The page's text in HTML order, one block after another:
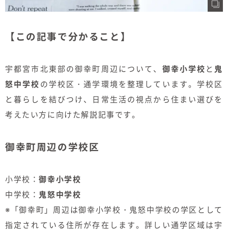
お問い合わ
0120-37-
1806
【この記事で分かること】
宇都宮市北東部の御幸町周辺について、 御幸小学校と 鬼
怒中学校の学校区・通学環境を整理しています。学校区
と暮らしを結びつけ、日常生活の視点から住まい選びを
考えたい方に向けた解説記事です。
御幸町周辺の学校区
小学校：御幸小学校
中学校： 鬼怒中学校
※「御幸町」周辺は御幸小学校・鬼怒中学校の学区として
指定されている住所が存在します。詳しい通学区域は宇